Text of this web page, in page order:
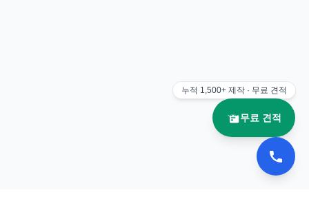
누적 1,500+ 제작 · 무료 견적
무료 견적